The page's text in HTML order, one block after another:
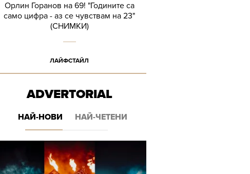
Орлин Горанов на 69! "Годините са
само цифра - аз се чувствам на 23"
(СНИМКИ)
ЛАЙФСТАЙЛ
ADVERTORIAL
НАЙ-НОВИ НАЙ-ЧЕТЕНИ